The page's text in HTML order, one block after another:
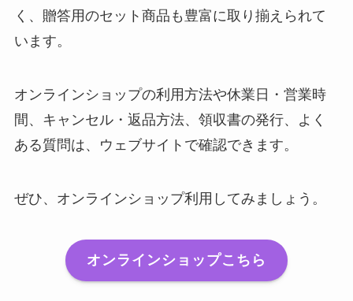
く、贈答用のセット商品も豊富に取り揃えられて
います。
オンラインショップの利用方法や休業日・営業時
間、キャンセル・返品方法、領収書の発行、よく
ある質問は、ウェブサイトで確認できます。
ぜひ、オンラインショップ利用してみましょう。
オンラインショップこちら